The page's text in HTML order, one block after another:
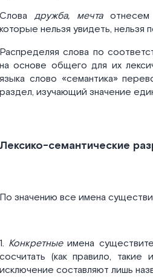
Словадружба, мечта
которые нельзя увидеть, нельзя
Распределяя слова по
на основе общего для их
языка слово «семантика»
раздел, изучающий значение
Лексико-семантические
По значению все имена
1. Конкретныеимена
сосчитать (как правило,
исключение составляют лишь